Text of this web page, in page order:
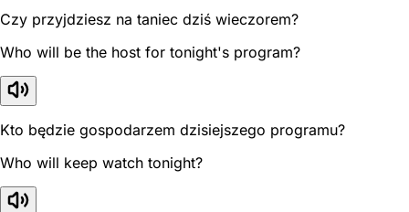
Czy przyjdziesz na taniec dziś wieczorem?
Who will be the host for tonight's program?
Kto będzie gospodarzem dzisiejszego programu?
Who will keep watch tonight?